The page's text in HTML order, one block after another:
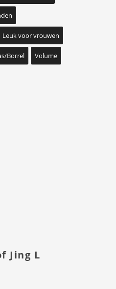
Leuk voor vrouwen
Borrel Volume
Jing L